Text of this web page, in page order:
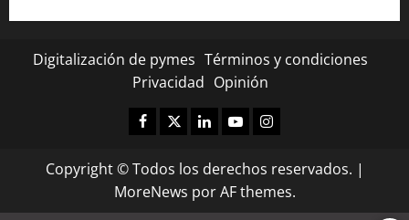
Digitalización de pymes Términos y condiciones
Privacidad Opinión
Facebook
TwitterLinkedinYoutubeInstagram
Copyright © Todos los derechos reservados. |
MoreNews por AF themes.